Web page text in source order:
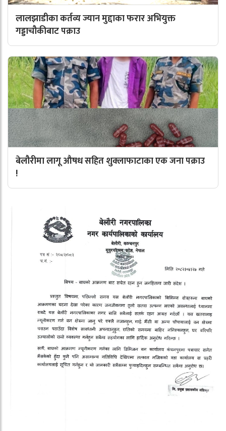
लालझाडीका कर्तव्य ज्यान मुद्दाका फरार अभियुक्त
गड्डाचौकीबाट पक्राउ
बेलौरीमा लागू औषध सहित शुक्लाफाटाका एक जना पक्राउ
!